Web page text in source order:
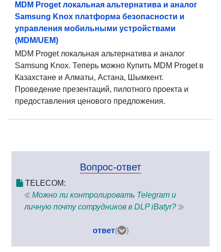
MDM Proget локальная альтернатива и аналог
Samsung Knox платформа безопасности и
управления мобильными устройствами
(MDM/UEM)
MDM Proget локальная альтернатива и аналог
Samsung Knox. Теперь можно Купить MDM Proget в
Казахстане и Алматы, Астана, Шымкент.
Проведение презентаций, пилотного проекта и
предоставления ценового предложения.
Вопрос-ответ
TELECOM:
Можно ли контролировать Telegram и
личную почту сотрудников в DLP iBatyr?
ответ( )